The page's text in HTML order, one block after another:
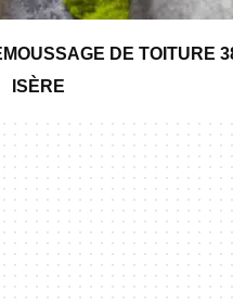
DE TOITURE
ISÈRE